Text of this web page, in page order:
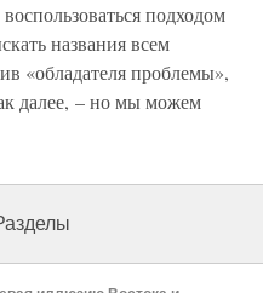
подходом
названия всем
«обладателя проблемы»,
далее, – но мы можем